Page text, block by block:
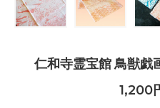
仁和寺霊宝館 鳥獣戯
1,200